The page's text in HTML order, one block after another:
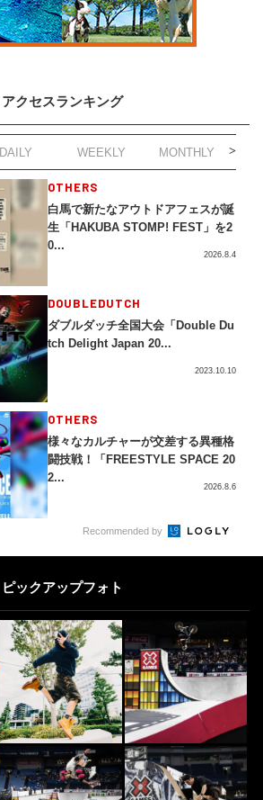
アクセスランキング
DAILY WEEKLY MONTHLY
OTHERS
白馬で新たなアウトドアフェスが誕
生「HAKUBA STOMP! FEST」を2
0...
2026.8.4
DOUBLEDUTCH
ダブルダッチ全国大会「Double Du
tch Delight Japan 20...
2023.10.10
OTHERS
様々なカルチャーが交差する異種格
闘技戦！「FREESTYLE SPACE 20
2...
2026.8.6
日本最大級のアクションスポーツマ
ガジン | FINEPLAY [ファインプレ
OTHERS
羽田空港に「ニューエラの自動販売
機」出現。実際に限定キャップを買
いに行ってみた
2022.11.30
DOUBLEDUTCH
日本のダブルダッチがパリ五輪 202
5
Recommended by
ピックアップフォト